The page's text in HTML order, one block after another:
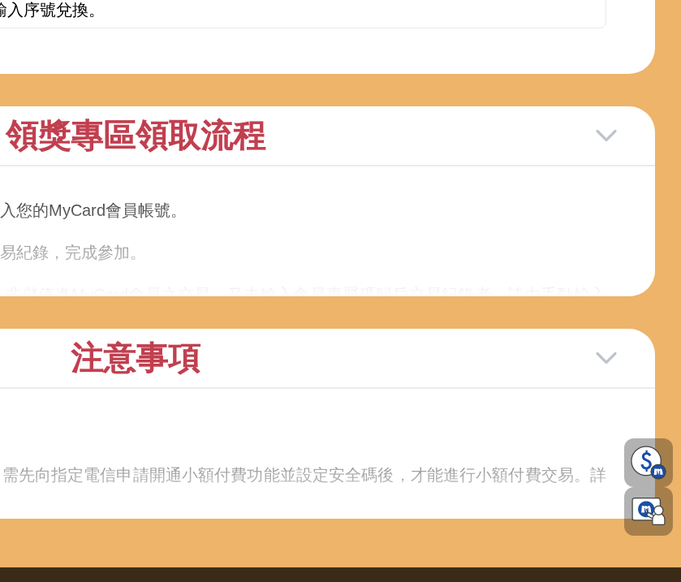
序號兌換。
領獎專區領取流程
您的MyCard會員帳號。
紀錄，完成參加。
儲值進MyCard會員之交易，又未輸入會員專屬碼歸戶交易紀錄者，請由手動輸入
失，視同放棄此活動參加機會，MyCard客服中心恕不提供查詢卡號密碼服務。
請務必留意。若需查詢可至領獎專區獎項查詢中查詢領獎歷程。
注意事項
先向指定電信申請開通小額付費功能並設定安全碼後，才能進行小額付費交易。詳